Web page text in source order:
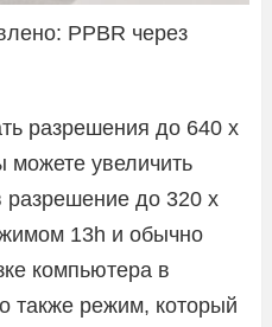
PPBR через
разрешения до 640 x
можете увеличить
разрешение до 320 x
13h и обычно
компьютера в
также режим, который